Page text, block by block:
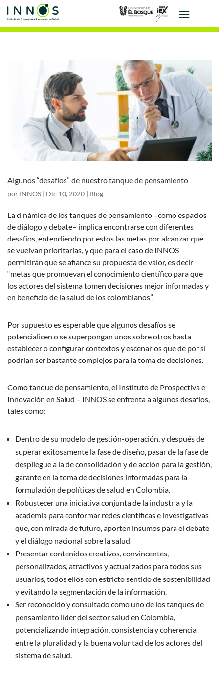
Algunos “desafíos” de nuestro tanque de pensamiento
por INNOS | Dic 10, 2020 | Blog
La dinámica de los tanques de pensamiento –como espacios
de diálogo y debate– implica encontrarse con diferentes
desafíos, entendiendo por estos las metas por alcanzar que
se vuelvan prioritarias, y que para el caso de INNOS
permitirán que se afiance su propuesta de valor, es decir
“metas que promuevan el conocimiento científico para que
los actores del sistema tomen decisiones mejor informadas y
en beneficio de la salud de los colombianos”.
Por supuesto es esperable que algunos desafíos se
potencialicen o se superpongan unos sobre otros hasta
establecer o configurar contextos y escenarios que de por sí
podrían ser bastante complejos para la toma de decisiones.
Como tanque de pensamiento, el Instituto de Prospectiva e
Innovación en Salud – INNOS se enfrenta a algunos desafíos,
tales como:
Dentro de su modelo de gestión-operación, y después de
superar exitosamente la fase de diseño, pasar de la fase de
despliegue a la de consolidación y de acción para la gestión,
garante en la toma de decisiones informadas para la
formulación de políticas de salud en Colombia.
Robustecer una iniciativa conjunta de la industria y la
academia para conformar redes científicas e investigativas
que, con mirada de futuro, aporten insumos para el debate
y el diálogo nacional sobre la salud.
Presentar contenidos creativos, convincentes,
personalizados, atractivos y actualizados para todos sus
usuarios, todos ellos con estricto sentido de sostenibilidad
y evitando la segmentación de la información.
Ser reconocido y consultado como uno de los tanques de
pensamiento líder del sector salud en Colombia,
potencializando integración, consistencia y coherencia
entre la pluralidad y la buena voluntad de los actores del
sistema de salud.